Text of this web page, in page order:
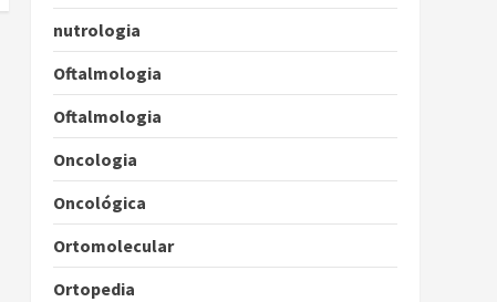
nutrologia
Oftalmologia
Oftalmologia
Oncologia
Oncológica
Ortomolecular
Ortopedia